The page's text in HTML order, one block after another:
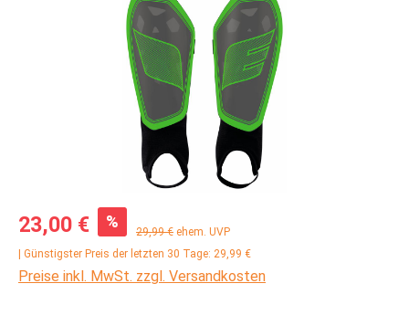
Verkaufspreis:
23,00 € % Regulärer Preis:
29,99 € ehem. UVP
| Günstigster Preis der letzten 30 Tage: 29,99 €
Preise inkl. MwSt. zzgl. Versandkosten